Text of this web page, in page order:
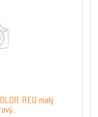
RED malý